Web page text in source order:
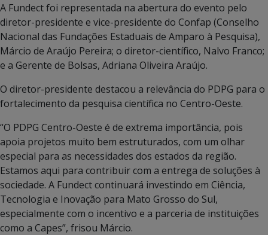
A Fundect foi representada na abertura do evento pelo
diretor-presidente e vice-presidente do Confap (Conselho
Nacional das Fundações Estaduais de Amparo à Pesquisa),
Márcio de Araújo Pereira; o diretor-científico, Nalvo Franco;
e a Gerente de Bolsas, Adriana Oliveira Araújo.
O diretor-presidente destacou a relevância do PDPG para o
fortalecimento da pesquisa científica no Centro-Oeste.
“O PDPG Centro-Oeste é de extrema importância, pois
apoia projetos muito bem estruturados, com um olhar
especial para as necessidades dos estados da região.
Estamos aqui para contribuir com a entrega de soluções à
sociedade. A Fundect continuará investindo em Ciência,
Tecnologia e Inovação para Mato Grosso do Sul,
especialmente com o incentivo e a parceria de instituições
como a Capes”, frisou Márcio.